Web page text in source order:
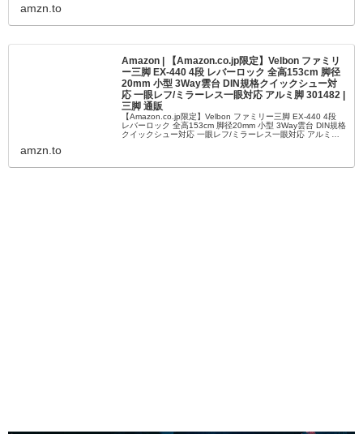
amzn.to
Amazon | 【Amazon.co.jp限定】Velbon ファミリ
ー三脚 EX-440 4段 レバーロック 全高153cm 脚径
20mm 小型 3Way雲台 DIN規格クイックシュー対
応 一眼レフ/ミラーレス一眼対応 アルミ脚 301482 |
三脚 通販
【Amazon.co.jp限定】Velbon ファミリー三脚 EX-440 4段
レバーロック 全高153cm 脚径20mm 小型 3Way雲台 DIN規格
クイックシュー対応 一眼レフ/ミラーレス一眼対応 アルミ脚
amzn.to